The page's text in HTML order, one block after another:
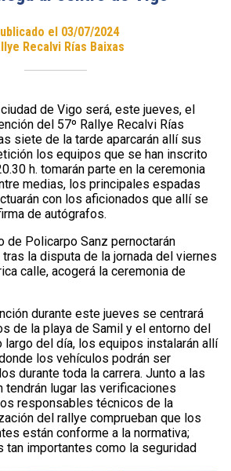
el 03/07/2024
Recalvi Rías Baixas
de Vigo será, este jueves, el
del 57º Rallye Recalvi Rías
siete de la tarde aparcarán allí sus
los equipos que se han inscrito
h. tomarán parte en la ceremonia
medias, los principales espadas
con los aficionados que allí se
de autógrafos.
de Policarpo Sanz pernoctarán
la disputa de la jornada del viernes
calle, acogerá la ceremonia de
durante este jueves se centrará
de la playa de Samil y el entorno del
largo del día, los equipos instalarán allí
los vehículos podrán ser
durante toda la carrera. Junto a las
lugar las verificaciones
responsables técnicos de la
del rallye comprueban que los
están conforme a la normativa;
tan importantes como la seguridad